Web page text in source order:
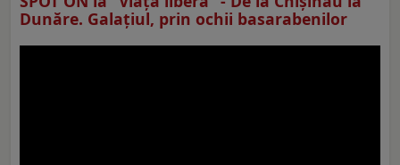
Dunăre. Galațiul, prin ochii basarabenilor